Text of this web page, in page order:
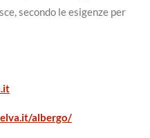
secondo le esigenze per
albergo/